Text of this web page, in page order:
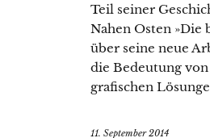
Teil seiner
Nahen Osten »Die
über seine neue
die Bedeutung
grafischen
11. September 2014